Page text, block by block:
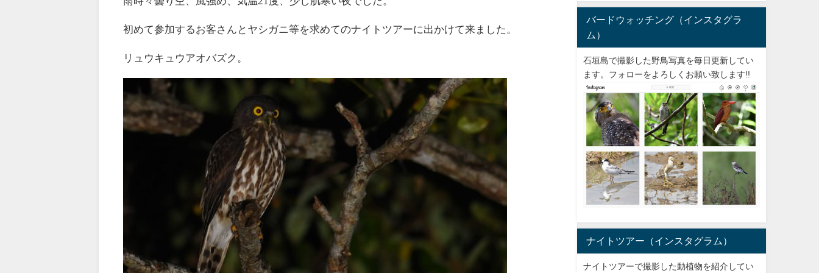
初めて参加するお客さんとヤシガニ等を求めてのナイトツアーに出かけて来ました。
リュウキュウアオバズク。
バードウォッチング（インスタグラ
ム）
石垣島で撮影した野鳥写真を毎日更新してい
ます。フォローをよろしくお願い致します!!
ナイトツアー（インスタグラム）
ナイトツアーで撮影した動植物を紹介してい